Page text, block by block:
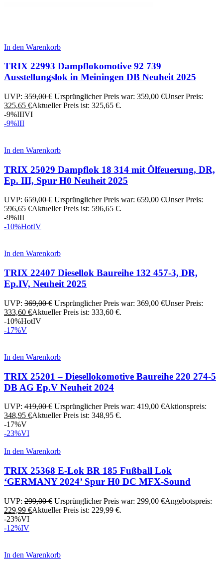
In den Warenkorb
TRIX 22993 Dampflokomotive 92 739
Ausstellungslok in Meiningen DB Neuheit 2025
UVP: 359,00€ Ursprünglicher Preis war: 359,00 €Unser Preis:
325,65 €Aktueller Preis ist: 325,65 €.
-9%IIIVI
-9%III
In den Warenkorb
TRIX 25029 Dampflok 18 314 mit Ölfeuerung, DR,
Ep. III, Spur H0 Neuheit 2025
UVP: 659,00€ Ursprünglicher Preis war: 659,00 €Unser Preis:
596,65 €Aktueller Preis ist: 596,65 €.
-9%III
-10%HotIV
In den Warenkorb
TRIX 22407 Diesellok Baureihe 132 457-3, DR,
Ep.IV, Neuheit 2025
UVP: 369,00€ Ursprünglicher Preis war: 369,00 €Unser Preis:
333,60 €Aktueller Preis ist: 333,60 €.
-10%HotIV
-17%V
In den Warenkorb
TRIX 25201 – Diesellokomotive Baureihe 220 274-5
DB AG Ep.V Neuheit 2024
UVP: 419,00€ Ursprünglicher Preis war: 419,00 €Aktionspreis:
348,95 €Aktueller Preis ist: 348,95 €.
-17%V
-23%VI
In den Warenkorb
TRIX 25368 E-Lok BR 185 Fußball Lok
‘GERMANY 2024’ Spur H0 DC MFX-Sound
UVP: 299,00€ Ursprünglicher Preis war: 299,00 €Angebotspreis:
229,99 €Aktueller Preis ist: 229,99 €.
-23%VI
-12%IV
In den Warenkorb